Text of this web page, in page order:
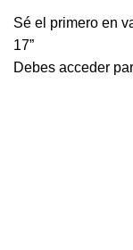
Sé el primero en
17”
Debes acceder